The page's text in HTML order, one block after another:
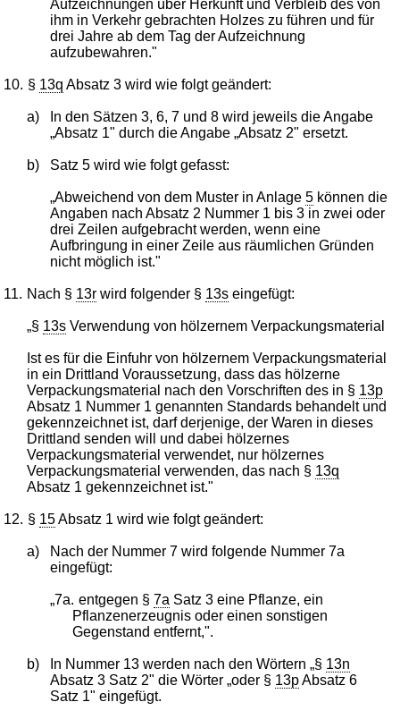
Aufzeichnungen über Herkunft und Verbleib des von
ihm in Verkehr gebrachten Holzes zu führen und für
drei Jahre ab dem Tag der Aufzeichnung
aufzubewahren."
10. § 13q Absatz 3 wird wie folgt geändert:
a)
In den Sätzen 3, 6, 7 und 8 wird jeweils die Angabe
„Absatz 1" durch die Angabe „Absatz 2" ersetzt.
b) Satz 5 wird wie folgt gefasst:
„Abweichend von dem Muster in Anlage 5können die
Angaben nach Absatz 2 Nummer 1 bis 3 in zwei oder
drei Zeilen aufgebracht werden, wenn eine
Aufbringung in einer Zeile aus räumlichen Gründen
nicht möglich ist."
11. Nach § 13r wird folgender § 13s eingefügt:
„§ 13s Verwendung von hölzernem Verpackungsmaterial
Ist es für die Einfuhr von hölzernem Verpackungsmaterial
in ein Drittland Voraussetzung, dass das hölzerne
Verpackungsmaterial nach den Vorschriften des in § 13p
Absatz 1 Nummer 1 genannten Standards behandelt und
gekennzeichnet ist, darf derjenige, der Waren in dieses
Drittland senden will und dabei hölzernes
Verpackungsmaterial verwendet, nur hölzernes
Verpackungsmaterial verwenden, das nach § 13q
Absatz 1 gekennzeichnet ist."
12. § 15Absatz 1 wird wie folgt geändert:
a)
Nach der Nummer 7 wird folgende Nummer 7a
eingefügt:
„7a. entgegen § 7a Satz 3 eine Pflanze, ein
Pflanzenerzeugnis oder einen sonstigen
Gegenstand entfernt,".
b) In Nummer 13 werden nach den Wörtern „§ 13n
Absatz 3 Satz 2" die Wörter „oder § 13pAbsatz 6
Satz 1" eingefügt.